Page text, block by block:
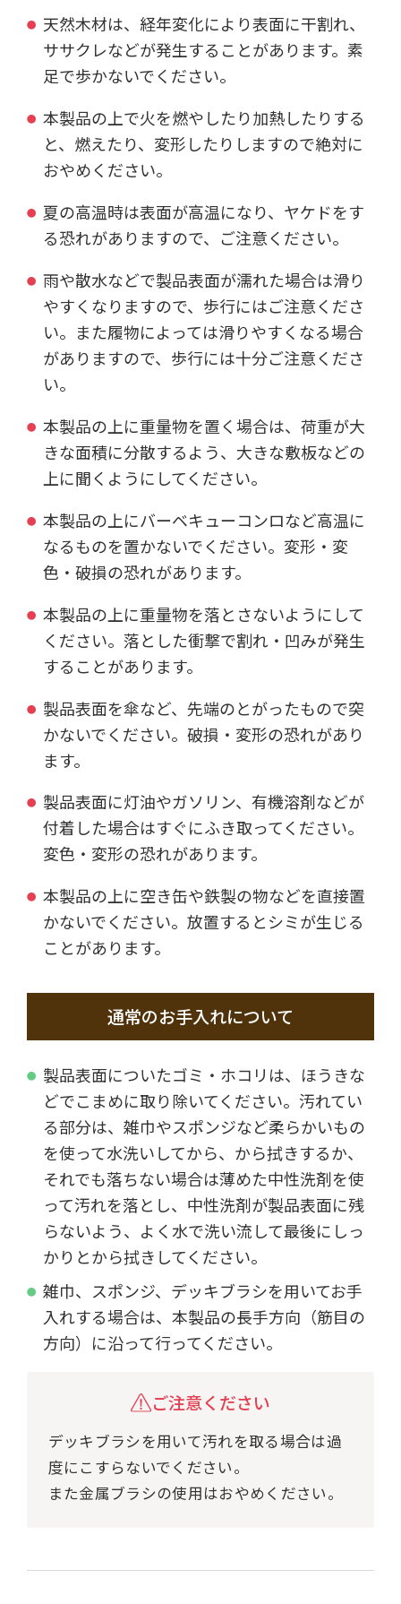
天然木材は、経年変化により表面に干割れ、
ササクレなどが発生することがあります。素
足で歩かないでください。
本製品の上で火を燃やしたり加熱したりする
と、燃えたり、変形したりしますので絶対に
おやめください。
夏の高温時は表面が高温になり、ヤケドをす
る恐れがありますので、ご注意ください。
雨や散水などで製品表面が濡れた場合は滑り
やすくなりますので、歩行にはご注意くださ
い。また履物によっては滑りやすくなる場合
がありますので、歩行には十分ご注意くださ
い。
本製品の上に重量物を置く場合は、荷重が大
きな面積に分散するよう、大きな敷板などの
上に聞くようにしてください。
本製品の上にバーベキューコンロなど高温に
なるものを置かないでください。変形・変
色・破損の恐れがあります。
本製品の上に重量物を落とさないようにして
ください。落とした衝撃で割れ・凹みが発生
することがあります。
製品表面を傘など、先端のとがったもので突
かないでください。破損・変形の恐れがあり
ます。
製品表面に灯油やガソリン、有機溶剤などが
付着した場合はすぐにふき取ってください。
変色・変形の恐れがあります。
本製品の上に空き缶や鉄製の物などを直接置
かないでください。放置するとシミが生じる
ことがあります。
通常のお手入れについて
製品表面についたゴミ・ホコリは、ほうきな
どでこまめに取り除いてください。汚れてい
る部分は、雑巾やスポンジなど柔らかいもの
を使って水洗いしてから、から拭きするか、
それでも落ちない場合は薄めた中性洗剤を使
って汚れを落とし、中性洗剤が製品表面に残
らないよう、よく水で洗い流して最後にしっ
かりとから拭きしてください。
雑巾、スポンジ、デッキブラシを用いてお手
入れする場合は、本製品の長手方向（筋目の
方向）に沿って行ってください。
ご注意ください
デッキブラシを用いて汚れを取る場合は過
度にこすらないでください。
また金属ブラシの使用はおやめください。